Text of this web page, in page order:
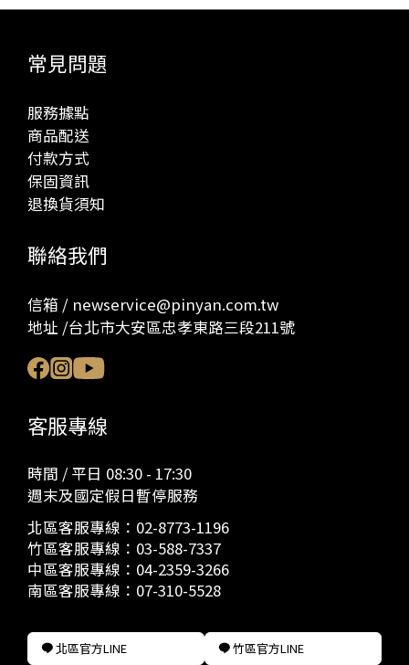
常見問題
服務據點
商品配送
付款方式
保固資訊
退換貨須知
聯絡我們
信箱 / newservice@pinyan.com.tw
地址 /台北市大安區忠孝東路三段211號
客服專線
時間 / 平日 08:30 - 17:30
週末及國定假日暫停服務
北區客服專線： 02-8773-1196
竹區客服專線： 03-588-7337
中區客服專線： 04-2359-3266
南區客服專線： 07-310-5528
北區官方LINE 竹區官方LINE